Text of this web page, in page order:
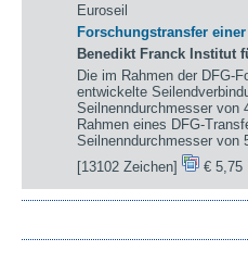
Euroseil
Forschungstransfer
Benedikt Franck Institut
Die im Rahmen der DFG-
entwickelte
Seilnenndurchmesser von
Rahmen eines DFG-
Seilnenndurchmesser von
[13102 Zeichen]
€ 5,75